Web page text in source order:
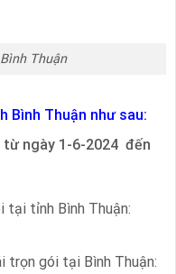
Thuận
Bình Thuận như sau:
ngày 1-6-2024 đến
tại tỉnh Bình Thuận:
trọn gói tại Bình Thuận: